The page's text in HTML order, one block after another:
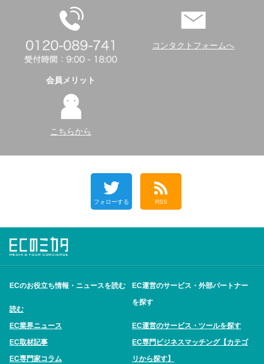
コンタクトフォームへ
会員メリット
こちらから
フォローする RSS
ECのお役立ち情報・ニュースを読む
読む
EC業界ニュース
EC取材記事
EC専門家コラム
EC運営のサービス・外部パートナー
を探す
EC運営のサービス・ツールを探す
EC専門ビジネスマッチング【カテゴ
リから探す】